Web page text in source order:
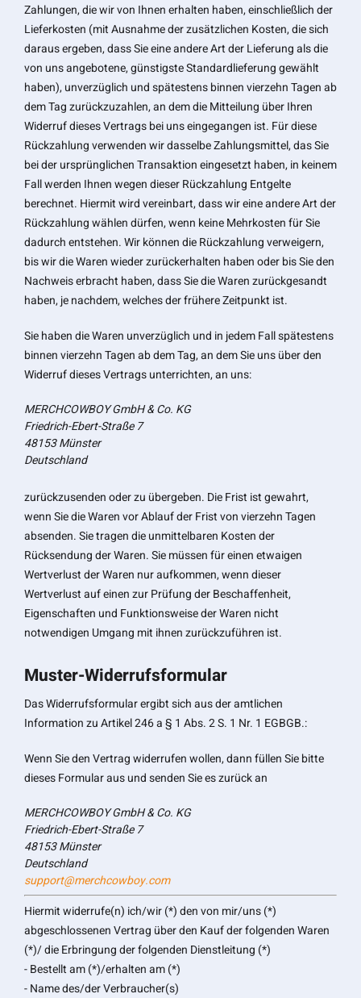
Zahlungen, die wir von Ihnen erhalten haben, einschließlich der
Lieferkosten (mit Ausnahme der zusätzlichen Kosten, die sich
daraus ergeben, dass Sie eine andere Art der Lieferung als die
von uns angebotene, günstigste Standardlieferung gewählt
haben), unverzüglich und spätestens binnen vierzehn Tagen ab
dem Tag zurückzuzahlen, an dem die Mitteilung über Ihren
Widerruf dieses Vertrags bei uns eingegangen ist. Für diese
Rückzahlung verwenden wir dasselbe Zahlungsmittel, das Sie
bei der ursprünglichen Transaktion eingesetzt haben, in keinem
Fall werden Ihnen wegen dieser Rückzahlung Entgelte
berechnet. Hiermit wird vereinbart, dass wir eine andere Art der
Rückzahlung wählen dürfen, wenn keine Mehrkosten für Sie
dadurch entstehen. Wir können die Rückzahlung verweigern,
bis wir die Waren wieder zurückerhalten haben oder bis Sie den
Nachweis erbracht haben, dass Sie die Waren zurückgesandt
haben, je nachdem, welches der frühere Zeitpunkt ist.
Sie haben die Waren unverzüglich und in jedem Fall spätestens
binnen vierzehn Tagen ab dem Tag, an dem Sie uns über den
Widerruf dieses Vertrags unterrichten, an uns:
MERCHCOWBOY GmbH & Co. KG
Friedrich-Ebert-Straße 7
48153 Münster
Deutschland
zurückzusenden oder zu übergeben. Die Frist ist gewahrt,
wenn Sie die Waren vor Ablauf der Frist von vierzehn Tagen
absenden. Sie tragen die unmittelbaren Kosten der
Rücksendung der Waren. Sie müssen für einen etwaigen
Wertverlust der Waren nur aufkommen, wenn dieser
Wertverlust auf einen zur Prüfung der Beschaffenheit,
Eigenschaften und Funktionsweise der Waren nicht
notwendigen Umgang mit ihnen zurückzuführen ist.
Muster-Widerrufsformular
Das Widerrufsformular ergibt sich aus der amtlichen
Information zu Artikel 246 a § 1 Abs. 2 S. 1 Nr. 1 EGBGB.:
Wenn Sie den Vertrag widerrufen wollen, dann füllen Sie bitte
dieses Formular aus und senden Sie es zurück an
MERCHCOWBOY GmbH & Co. KG
Friedrich-Ebert-Straße 7
48153 Münster
Deutschland
support@merchcowboy.com
Hiermit widerrufe(n) ich/wir (*) den von mir/uns (*)
abgeschlossenen Vertrag über den Kauf der folgenden Waren
(*)/ die Erbringung der folgenden Dienstleitung (*)
- Bestellt am (*)/erhalten am (*)
- Name des/der Verbraucher(s)